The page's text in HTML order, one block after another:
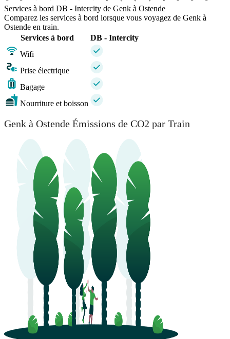
Services à bord DB - Intercity de Genk à Ostende
Comparez les services à bord lorsque vous voyagez de Genk à
Ostende en train.
Services à bord
DB - Intercity
Wifi
Prise électrique
Bagage
Nourriture et boisson
Genk à Ostende Émissions de CO2 par Train